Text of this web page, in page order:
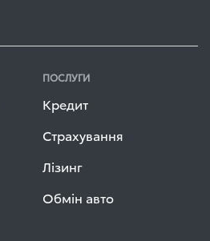
ПОСЛУГИ
Кредит
Страхування
Лізинг
Обмін авто